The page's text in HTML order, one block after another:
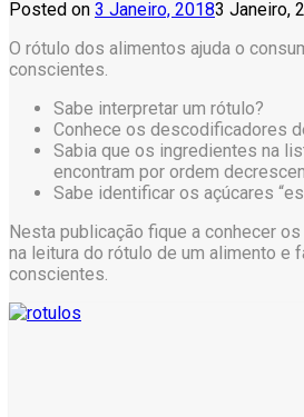
Posted on 3 Janeiro, 20183 Janeiro,
O rótulo dos alimentos ajuda o
conscientes.
Sabe interpretar um rótulo?
Conhece os descodificadores
Sabia que os ingredientes na
encontram por ordem
Sabe identificar os açúcares
Nesta publicação fique a conhecer
na leitura do rótulo de um alimento e
conscientes.